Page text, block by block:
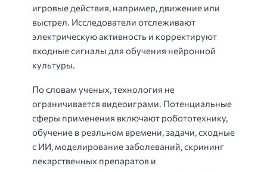
игровые действия, например, движение или
выстрел. Исследователи отслеживают
электрическую активность и корректируют
входные сигналы для обучения нейронной
культуры.
По словам ученых, технология не
ограничивается видеоиграми. Потенциальные
сферы применения включают робототехнику,
обучение в реальном времени, задачи, сходные
с ИИ, моделирование заболеваний, скрининг
лекарственных препаратов и